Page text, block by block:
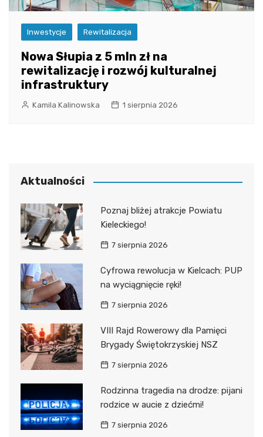
Inwestycje Rewitalizacja
Nowa Słupia z 5 mln zł na
rewitalizację i rozwój kulturalnej
infrastruktury
Kamila Kalinowska 1 sierpnia 2026
Aktualności
Poznaj bliżej atrakcje Powiatu
Kieleckiego!
7 sierpnia 2026
Cyfrowa rewolucja w Kielcach: PUP
na wyciągnięcie ręki!
7 sierpnia 2026
VIII Rajd Rowerowy dla Pamięci
Brygady Świętokrzyskiej NSZ
7 sierpnia 2026
Rodzinna tragedia na drodze: pijani
rodzice w aucie z dziećmi!
7 sierpnia 2026